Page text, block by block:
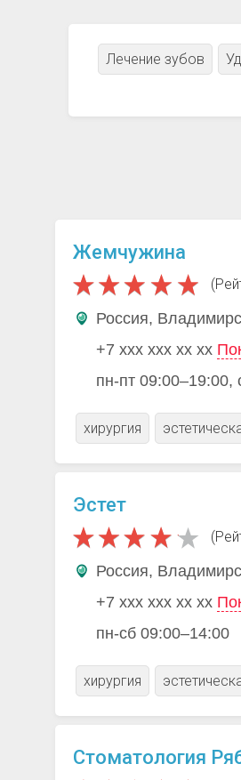
Лечение зубов
Жемчужина
Россия,
+7 xxx xxx xx xx
пн-пт 09:00–19:00,
хирургия
Эстет
Россия,
+7 xxx xxx xx xx
пн-сб 09:00–14:00
хирургия
Стоматология